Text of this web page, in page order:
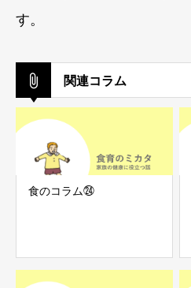
す。
関連コラム
食のコラム㉔